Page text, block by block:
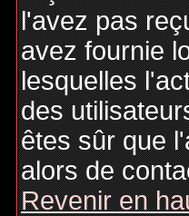
l'avez pas
avez fournie
lesquelles
des
êtes sûr que
alors de
Revenir en